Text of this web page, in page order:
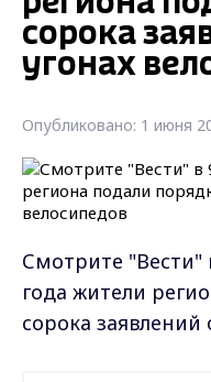
сорока
угонах
Опубликовано: 1 июня
Смотрите "Вести"
года жители
сорока заявлений